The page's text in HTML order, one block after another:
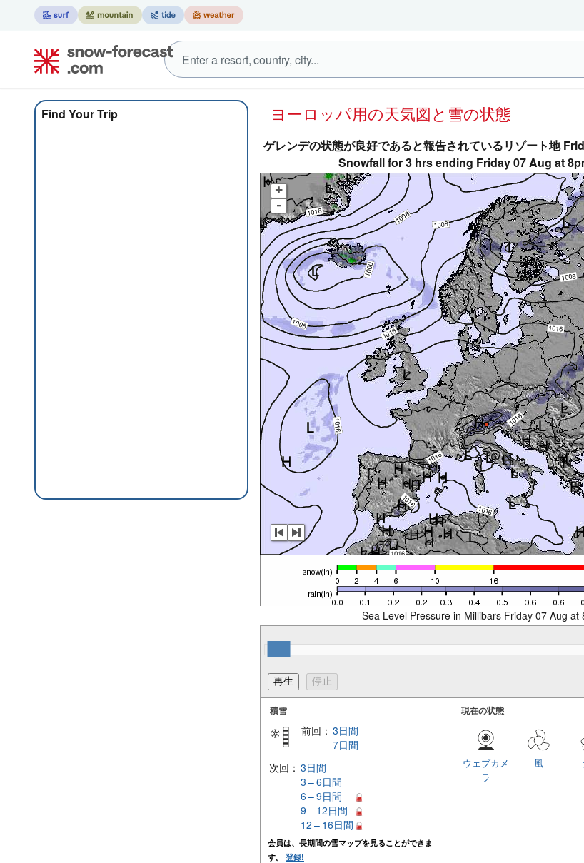
Find Your Trip ヨーロッパ用の天気図と雪の状態
ゲレンデの状態が良好であると報告されているリゾート地
Snowfall for 3 hrs ending Friday 07 Aug at
+
-
Sea Level Pressure in Millibars Friday 07 Aug at
積雪
前回： 3日間
7日間
次回： 3日間
3 – 6日間
6 – 9日間
9 – 12日間
12 – 16日間
会員は、長期間の雪マップを見ることができま
す。 登録!
現在の状態
風
ウェブカメ
ラ